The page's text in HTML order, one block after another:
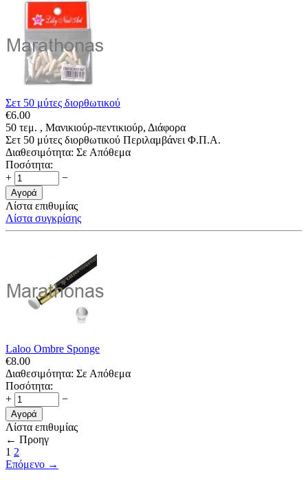
Σετ 50 μύτες διορθωτικού
€6.00
50 τεμ. , Μανικιούρ-πεντικιούρ, Διάφορα
Σετ 50 μύτες διορθωτικού Περιλαμβάνει Φ.Π.Α.
Διαθεσιμότητα: Σε Απόθεμα
Ποσότητα:
+
−
Αγορά
Λίστα επιθυμίας
Λίστα συγκρίσης
Laloo Ombre Sponge
€8.00
Διαθεσιμότητα: Σε Απόθεμα
Ποσότητα:
+
−
Αγορά
Λίστα επιθυμίας
← Προηγ
1 2
Επόμενο →